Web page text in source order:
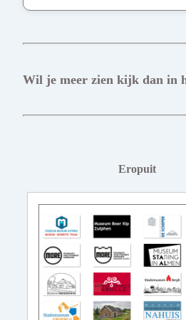
Wil je meer zien kijk dan in
Eropuit